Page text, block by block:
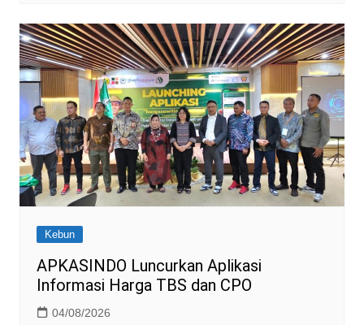
Kebun
APKASINDO Luncurkan Aplikasi
Informasi Harga TBS dan CPO
04/08/2026